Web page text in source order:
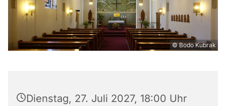
© Bodo Kubrak
Dienstag, 27. Juli 2027, 18:00 Uhr